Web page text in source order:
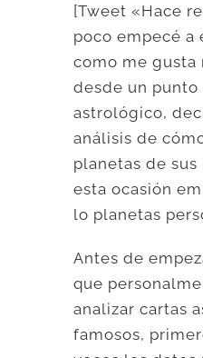
[Tweet «Hace
poco empecé a
como me gusta
desde un punto
astrológico,
análisis de
planetas de
esta ocasión
lo planetas
Antes de
que
analizar cartas
famosos,